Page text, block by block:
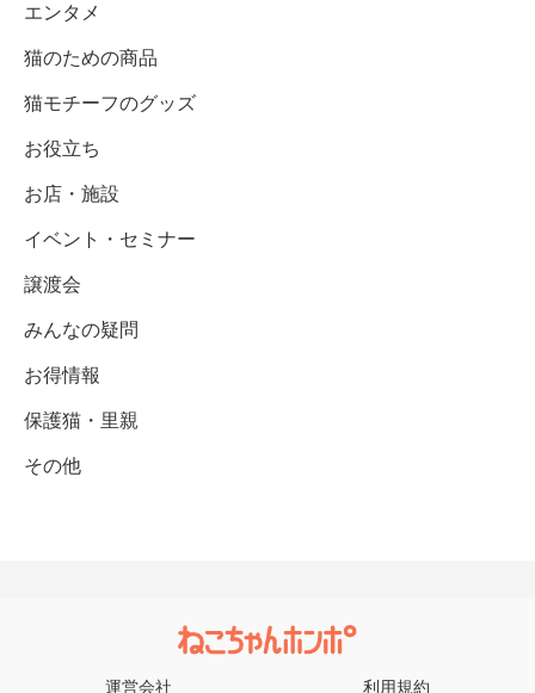
エンタメ
猫のための商品
猫モチーフのグッズ
お役立ち
お店・施設
イベント・セミナー
譲渡会
みんなの疑問
お得情報
保護猫・里親
その他
運営会社 利用規約